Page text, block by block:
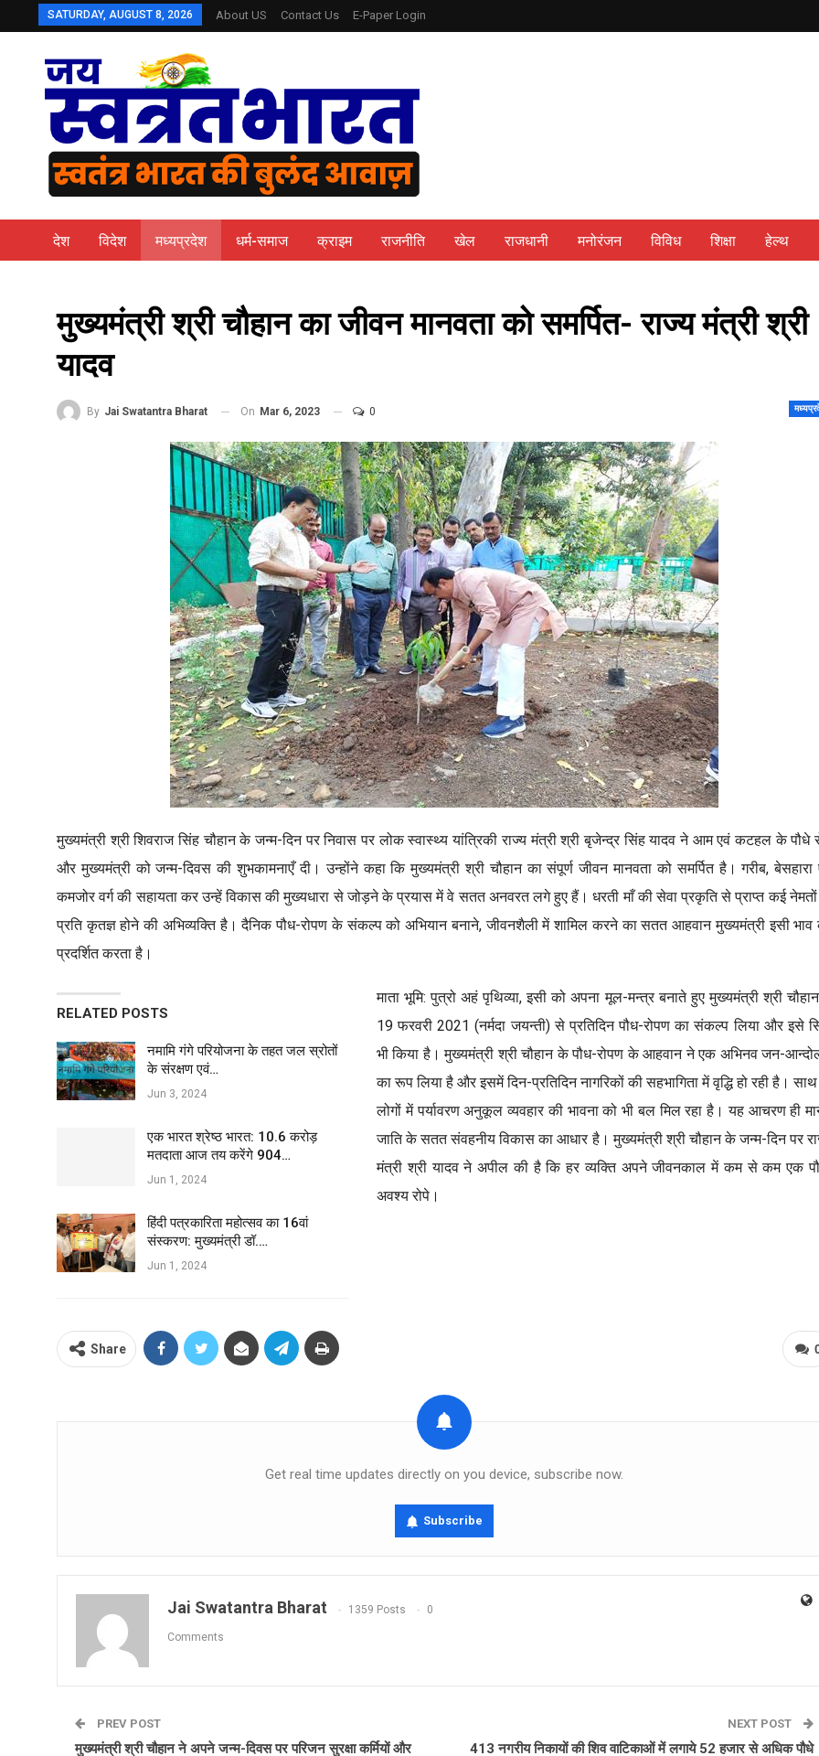
SATURDAY, AUGUST 8, 2026 About US Contact Us E-Paper Login
देश विदेश मध्यप्रदेश धर्म-समाज क्राइम राजनीति खेल राजधानी मनोरंजन विविध शिक्षा हेल्थ
मुख्यमंत्री श्री चौहान का जीवन मानवता को समर्पित- राज्य मंत्री श्री
यादव
By Jai Swatantra Bharat On Mar 6, 2023 0
मुख्यमंत्री श्री शिवराज सिंह चौहान के जन्म-दिन पर निवास पर लोक स्वास्थ्य यांत्रिकी राज्य मंत्री श्री बृजेन्द्र सिंह यादव ने आम एवं कटहल के पौधे
और मुख्यमंत्री को जन्म-दिवस की शुभकामनाएँ दी। उन्होंने कहा कि मुख्यमंत्री श्री चौहान का संपूर्ण जीवन मानवता को समर्पित है। गरीब, बेसहारा
कमजोर वर्ग की सहायता कर उन्हें विकास की मुख्यधारा से जोड़ने के प्रयास में वे सतत अनवरत लगे हुए हैं। धरती माँ की सेवा प्रकृति से प्राप्त कई
प्रति कृतज्ञ होने की अभिव्यक्ति है। दैनिक पौध-रोपण के संकल्प को अभियान बनाने, जीवनशैली में शामिल करने का सतत आहवान मुख्यमंत्री इसी भाव
प्रदर्शित करता है।
RELATED POSTS
नमामि गंगे परियोजना के तहत जल स्रोतों
के संरक्षण एवं…
Jun 3, 2024
एक भारत श्रेष्ठ भारत: 10.6 करोड़
मतदाता आज तय करेंगे 904…
Jun 1, 2024
हिंदी पत्रकारिता महोत्सव का 16वां
संस्करण: मुख्यमंत्री डॉ.…
Jun 1, 2024
माता भूमि: पुत्रो अहं पृथिव्या, इसी को अपना मूल-मन्त्र बनाते हुए मुख्यमंत्री श्री
19 फरवरी 2021 (नर्मदा जयन्ती) से प्रतिदिन पौध-रोपण का संकल्प लिया और इसे
भी किया है। मुख्यमंत्री श्री चौहान के पौध-रोपण के आहवान ने एक अभिनव जन-
का रूप लिया है और इसमें दिन-प्रतिदिन नागरिकों की सहभागिता में वृद्धि हो रही है। साथ
लोगों में पर्यावरण अनुकूल व्यवहार की भावना को भी बल मिल रहा है। यह आचरण ही
जाति के सतत संवहनीय विकास का आधार है। मुख्यमंत्री श्री चौहान के जन्म-दिन पर
मंत्री श्री यादव ने अपील की है कि हर व्यक्ति अपने जीवनकाल में कम से कम एक
अवश्य रोपे।
Share
Get real time updates directly on you device, subscribe now.
Subscribe
Jai Swatantra Bharat 1359 Posts 0
Comments
PREV POST
मुख्यमंत्री श्री चौहान ने अपने जन्म-दिवस पर परिजन सुरक्षा कर्मियों और
NEXT POST
413 नगरीय निकायों की शिव वाटिकाओं में लगाये 52 हजार से अधिक पौधे